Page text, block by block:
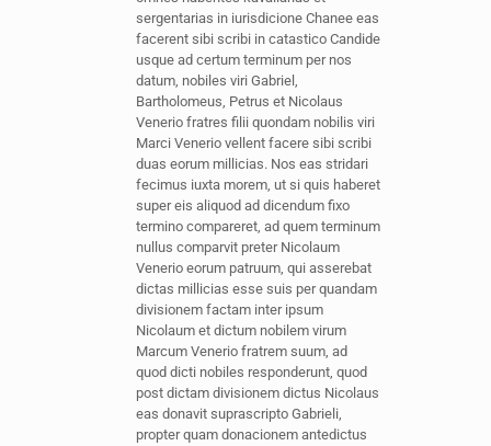
sergentarias in iurisdicione Chanee eas
facerent sibi scribi in catastico Candide
usque ad certum terminum per nos
datum, nobiles viri Gabriel,
Bartholomeus, Petrus et Nicolaus
Venerio fratres filii quondam nobilis viri
Marci Venerio vellent facere sibi scribi
duas eorum millicias. Nos eas stridari
fecimus iuxta morem, ut si quis haberet
super eis aliquod ad dicendum fixo
termino compareret, ad quem terminum
nullus comparvit preter Nicolaum
Venerio eorum patruum, qui asserebat
dictas millicias esse suis per quandam
divisionem factam inter ipsum
Nicolaum et dictum nobilem virum
Marcum Venerio fratrem suum, ad
quod dicti nobiles responderunt, quod
post dictam divisionem dictus Nicolaus
eas donavit suprascripto Gabrieli,
propter quam donacionem antedictus